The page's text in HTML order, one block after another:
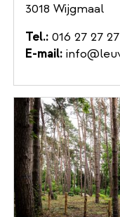
3018 Wijgmaal
Tel. 016 27 27 27
E-mail